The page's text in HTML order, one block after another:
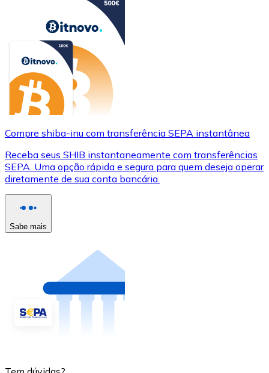
Compre shiba-inu com transferência SEPA instantânea
Receba seus SHIB instantaneamente com transferências
SEPA. Uma opção rápida e segura para quem deseja operar
diretamente de sua conta bancária.
Sabe mais